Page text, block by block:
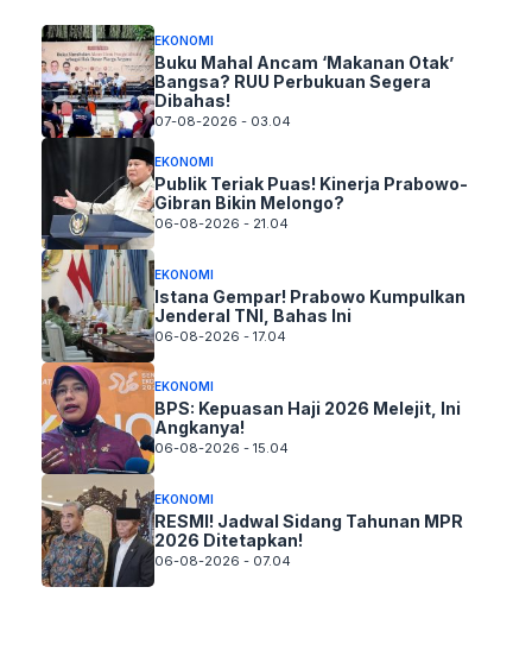
EKONOMI
Buku Mahal Ancam ‘Makanan Otak’
Bangsa? RUU Perbukuan Segera
Dibahas!
07-08-2026 - 03.04
EKONOMI
Publik Teriak Puas! Kinerja Prabowo-
Gibran Bikin Melongo?
06-08-2026 - 21.04
EKONOMI
Istana Gempar! Prabowo Kumpulkan
Jenderal TNI, Bahas Ini
06-08-2026 - 17.04
EKONOMI
BPS: Kepuasan Haji 2026 Melejit, Ini
Angkanya!
06-08-2026 - 15.04
EKONOMI
RESMI! Jadwal Sidang Tahunan MPR
2026 Ditetapkan!
06-08-2026 - 07.04